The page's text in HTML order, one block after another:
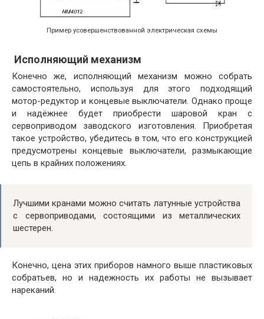
Пример усовершенствованной электрическая схемы
Исполняющий механизм
Конечно же, исполняющий механизм можно собрать
самостоятельно, используя для этого подходящий
мотор-редуктор и концевые выключатели. Однако проще
и надёжнее будет приобрести шаровой кран с
сервоприводом заводского изготовления. Приобретая
такое устройство, убедитесь в том, что его конструкцией
предусмотрены концевые выключатели, размыкающие
цепь в крайних положениях.
Лучшими кранами можно считать латунные устройства
с сервоприводами, состоящими из металлических
шестерен.
Конечно, цена этих приборов намного выше пластиковых
собратьев, но и надежность их работы не вызывает
нареканий.